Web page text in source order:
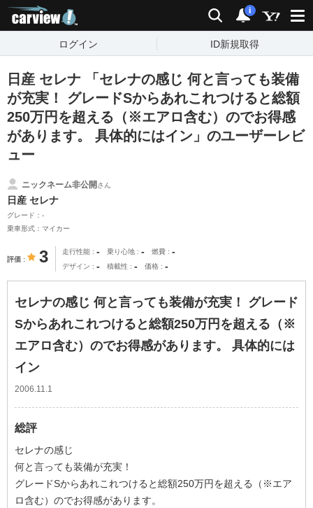
検索 通知
i
ログイン ID新規取得
日産 セレナ 「セレナの感じ 何と言っても装備
が充実！ グレードSからあれこれつけると総額
250万円を超える（※エアロ含む）のでお得感
があります。 具体的にはイン」のユーザーレビ
ュー
ニックネーム非公開さん
日産 セレナ
グレード：-
乗車形式：マイカー
評価 3 走行性能 - 乗り心地 - 燃費 -
デザイン - 積載性 - 価格 -
セレナの感じ 何と言っても装備が充実！ グレード
Sからあれこれつけると総額250万円を超える（※
エアロ含む）のでお得感があります。 具体的には
イン
2006.11.1
総評
セレナの感じ
何と言っても装備が充実！
グレードSからあれこれつけると総額250万円を超える（※エア
ロ含む）のでお得感があります。